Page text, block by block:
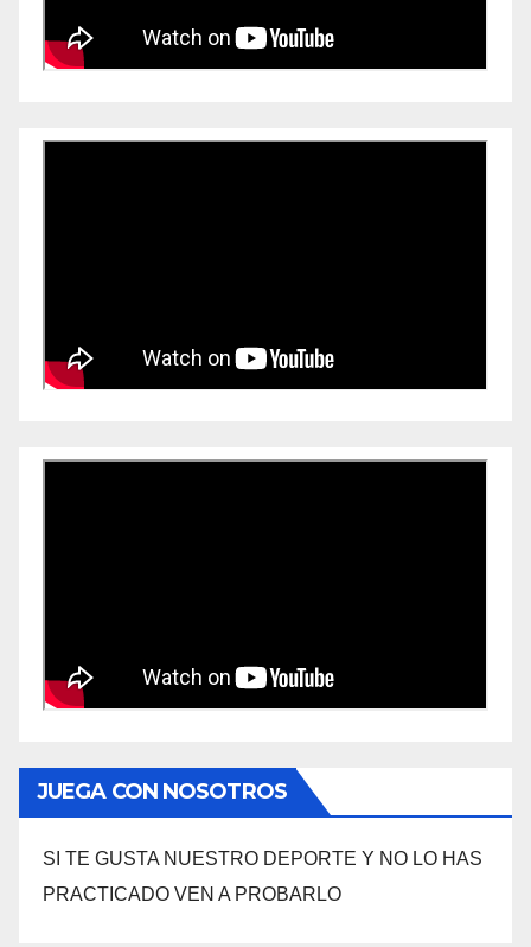
JUEGA CON NOSOTROS
SI TE GUSTA NUESTRO DEPORTE Y NO LO HAS
PRACTICADO VEN A PROBARLO